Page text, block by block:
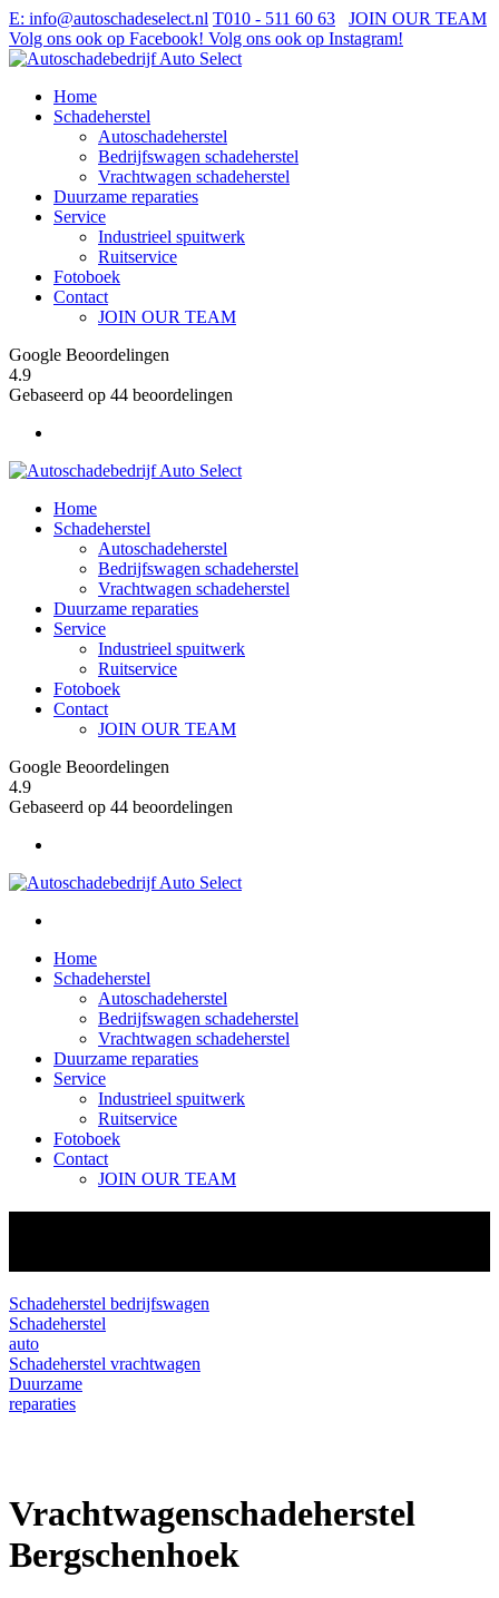
E: info@autoschadeselect.nl T010 - 511 60 63
JOIN OUR TEAM
Volg ons ook op Facebook! Volg ons ook op Instagram!
Home
Schadeherstel
Autoschadeherstel
Bedrijfswagen schadeherstel
Vrachtwagen schadeherstel
Duurzame reparaties
Service
Industrieel spuitwerk
Ruitservice
Fotoboek
Contact
JOIN OUR TEAM
Google Beoordelingen
4.9
Gebaseerd op 44 beoordelingen
Home
Schadeherstel
Autoschadeherstel
Bedrijfswagen schadeherstel
Vrachtwagen schadeherstel
Duurzame reparaties
Service
Industrieel spuitwerk
Ruitservice
Fotoboek
Contact
JOIN OUR TEAM
Google Beoordelingen
4.9
Gebaseerd op 44 beoordelingen
Home
Schadeherstel
Autoschadeherstel
Bedrijfswagen schadeherstel
Vrachtwagen schadeherstel
Duurzame reparaties
Service
Industrieel spuitwerk
Ruitservice
Fotoboek
Contact
JOIN OUR TEAM
Schadeherstel bedrijfswagen
Schadeherstel
auto
Schadeherstel vrachtwagen
Duurzame
reparaties
Vrachtwagenschadeherstel
Bergschenhoek